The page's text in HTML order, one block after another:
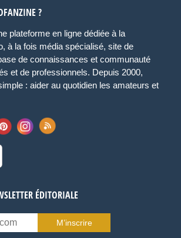
?
plateforme en ligne dédiée à la
à la fois média spécialisé, site de
de connaissances et communauté
et de professionnels. Depuis 2000,
: aider au quotidien les amateurs et
ÉDITORIALE
M’inscrire